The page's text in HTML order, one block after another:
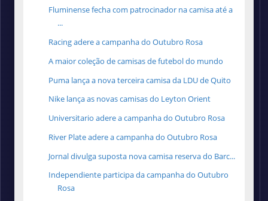
Fluminense fecha com patrocinador na camisa até a
...
Racing adere a campanha do Outubro Rosa
A maior coleção de camisas de futebol do mundo
Puma lança a nova terceira camisa da LDU de Quito
Nike lança as novas camisas do Leyton Orient
Universitario adere a campanha do Outubro Rosa
River Plate adere a campanha do Outubro Rosa
Jornal divulga suposta nova camisa reserva do Barc...
Independiente participa da campanha do Outubro
Rosa